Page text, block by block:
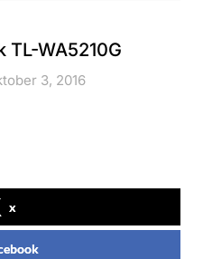
TL-WA5210G
3, 2016
x